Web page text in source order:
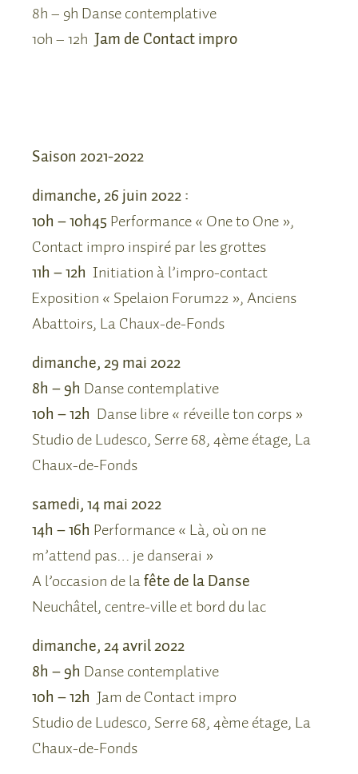
8h – 9h Danse contemplative
10h – 12hJam de Contact impro
Saison 2021-2022
dimanche, 26 juin 2022 :
10h – 10h45 Performance « One to One »,
Contact impro inspiré par les grottes
11h – 12h Initiation à l’impro-contact
Exposition « Spelaion Forum22 », Anciens
Abattoirs, La Chaux-de-Fonds
dimanche, 29 mai 2022
8h – 9h Danse contemplative
10h – 12h Danse libre « réveille ton corps »
Studio de Ludesco, Serre 68, 4ème étage, La
Chaux-de-Fonds
samedi, 14 mai 2022
14h – 16h Performance « Là, où on ne
m’attend pas… je danserai »
A l’occasion de lafête de la Danse
Neuchâtel, centre-ville et bord du lac
dimanche, 24 avril 2022
8h – 9h Danse contemplative
10h – 12h Jam de Contact impro
Studio de Ludesco, Serre 68, 4ème étage, La
Chaux-de-Fonds